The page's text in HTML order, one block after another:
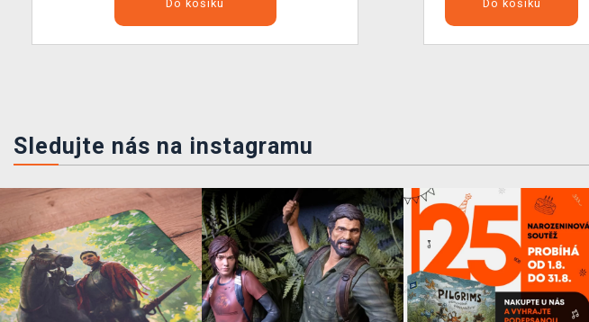
Do košíku Do košíku
Sledujte nás na instagramu